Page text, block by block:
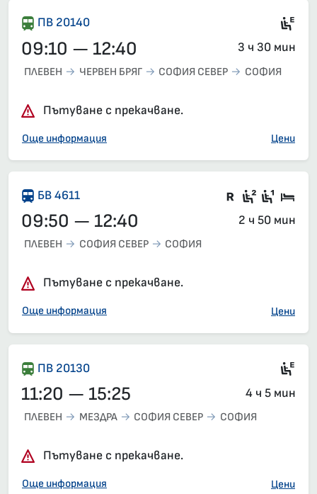
ПВ 20140
09:10 — 12:40 3 ч 30 мин
ПЛЕВЕН ЧЕРВЕН БРЯГ СОФИЯ СЕВЕР СОФИЯ
Пътуване с прекачване.
Още информация Цени
БВ 4611 Във влака
Седящи
09:50 — 12:40 2 ч 50 мин
ПЛЕВЕН СОФИЯ СЕВЕР СОФИЯ
Пътуване с прекачване.
Още информация Цени
ПВ 20130
11:20 — 15:25 4 ч 5 мин
ПЛЕВЕН МЕЗДРА СОФИЯ СЕВЕР СОФИЯ
Пътуване с прекачване.
Още информация Цени